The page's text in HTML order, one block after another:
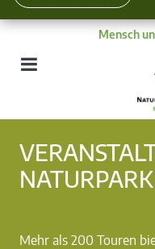
Mensch
Mehr als 200 Touren